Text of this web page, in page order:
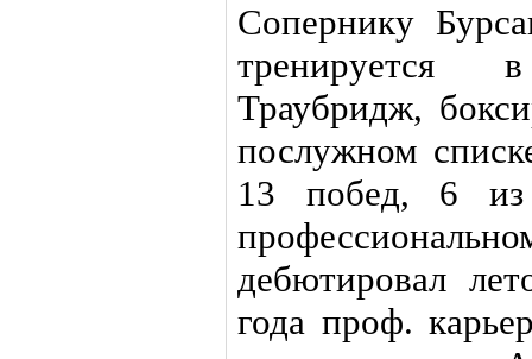
Сопернику
тренируется
Траубридж,
послужном
13 побед, 6 из
дебютировал
года проф.